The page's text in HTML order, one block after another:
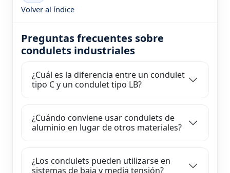
Volver al índice
Preguntas frecuentes sobre
condulets industriales
¿Cuál es la diferencia entre un condulet
tipo C y un condulet tipo LB?
¿Cuándo conviene usar condulets de
aluminio en lugar de otros materiales?
¿Los condulets pueden utilizarse en
sistemas de baja y media tensión?